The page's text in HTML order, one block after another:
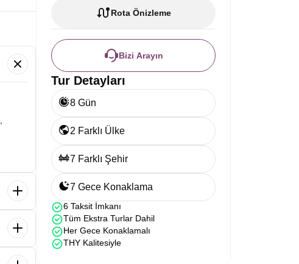
Rota Önizleme
Bizi Arayın
Tur Detayları
8 Gün
2 Farklı Ülke
7 Farklı Şehir
7 Gece Konaklama
6 Taksit İmkanı
Tüm Ekstra Turlar Dahil
Her Gece Konaklamalı
THY Kalitesiyle